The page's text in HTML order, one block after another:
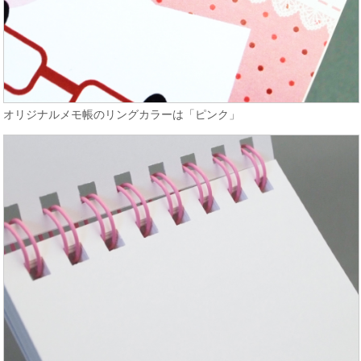
オリジナルメモ帳のリングカラーは「ピンク」